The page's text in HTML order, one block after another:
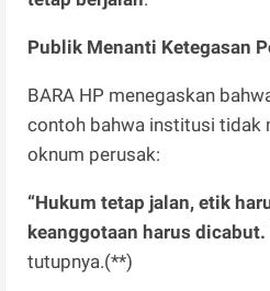
Publik Menanti Ketegasan
BARA HP menegaskan
contoh bahwa institusi tidak
oknum perusak:
“Hukum tetap jalan, etik
keanggotaan harus dicabut.
tutupnya.(**)